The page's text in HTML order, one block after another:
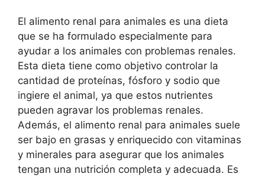
El alimento renal para animales es una dieta
que se ha formulado especialmente para
ayudar a los animales con problemas renales.
Esta dieta tiene como objetivo controlar la
cantidad de proteínas, fósforo y sodio que
ingiere el animal, ya que estos nutrientes
pueden agravar los problemas renales.
Además, el alimento renal para animales suele
ser bajo en grasas y enriquecido con vitaminas
y minerales para asegurar que los animales
tengan una nutrición completa y adecuada. Es